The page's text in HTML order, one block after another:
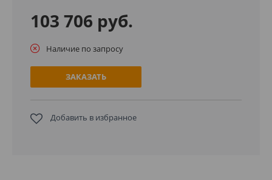
103 706 руб.
Наличие по запросу
ЗАКАЗАТЬ
Добавить в избранное